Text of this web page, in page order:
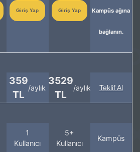
Giriş Yap Giriş Yap Kampüs ağına
bağlanın.
359
TL
/aylık
3529
TL
/aylık Teklif Al
1
Kullanıcı
5+
Kullanıcı
Kampüs